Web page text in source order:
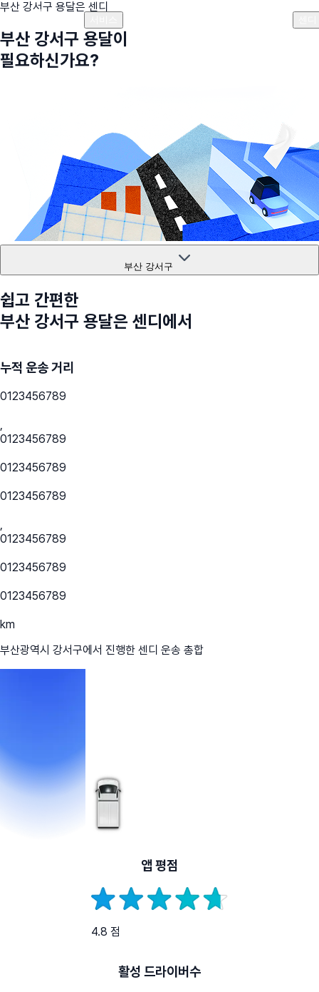
부산 강서구 용달은 센디
부산 강서구 용달이
필요하신가요?
부산 강서구
쉽고 간편한
부산 강서구 용달은 센디에서
누적 운송 거리
0123456789
,
0123456789
0123456789
0123456789
,
0123456789
0123456789
0123456789
km
부산광역시 강서구에서 진행한 센디 운송 총합
앱 평점
4.8 점
활성 드라이버수